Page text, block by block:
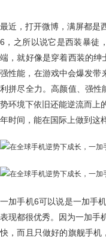
最近，打开微博，满屏都是
6，之所以说它是西装暴徒
端，就好像是穿着西装的绅
强性能，在游戏中会爆发带
利拼尽全力。高颜值、强性
势环境下依旧还能逆流而上
年时间，能在国际上做到这
一加手机6可以说是一加手
表现都很优秀。因为一加手
快，而且只做好的旗舰手机